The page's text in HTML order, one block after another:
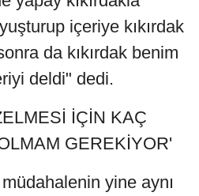
içeriye kıkırdak
da kıkırdak benim
deldi" dedi.
İÇİN KAÇ
GEREKİYOR'
yine aynı